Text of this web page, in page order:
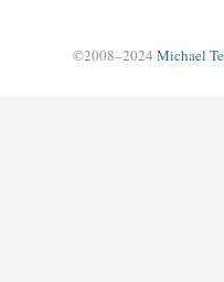
©2008–2024 Michael